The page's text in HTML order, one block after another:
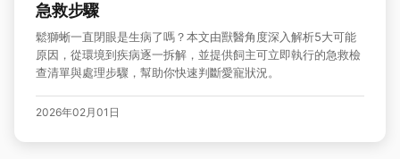
急救步驟
鬆獅蜥一直閉眼是生病了嗎？本文由獸醫角度深入解析5大可能
原因，從環境到疾病逐一拆解，並提供飼主可立即執行的急救檢
查清單與處理步驟，幫助你快速判斷愛寵狀況。
2026年02月01日